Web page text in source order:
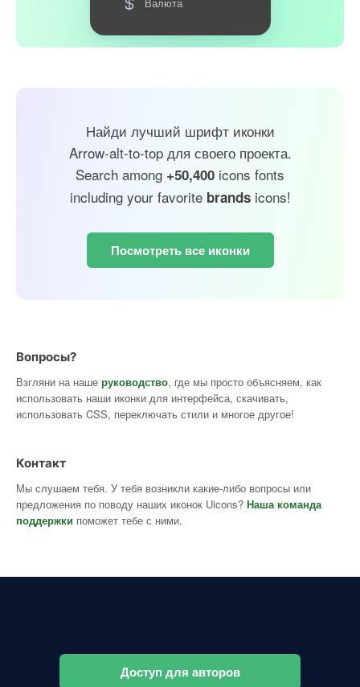
Найди лучший шрифт иконки
Arrow-alt-to-top для своего проекта.
Search among +50,400 icons fonts
including your favorite brandsicons!
Посмотреть все иконки
Вопросы?
Взгляни на наше руководство, где мы просто объясняем, как
использовать наши иконки для интерфейса, скачивать,
использовать CSS, переключать стили и многое другое!
Контакт
Мы слушаем тебя. У тебя возникли какие-либо вопросы или
предложения по поводу наших иконок Uicons? Наша команда
поддержки поможет тебе с ними.
Доступ для авторов